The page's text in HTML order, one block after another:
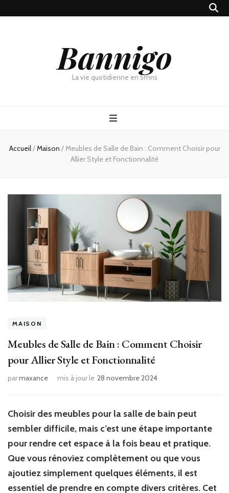
Bannigo
La vie quotidienne en 5mns
Accueil/Maison /Meubles de Salle de Bain : Comment Choisir pour
Allier Style et Fonctionnalité
MAISON
Meubles de Salle de Bain : Comment Choisir
pour Allier Style et Fonctionnalité
parmaxance mis à jour le 28 novembre 2024
Choisir des meubles pour la salle de bain peut
sembler difficile, mais c’est une étape importante
pour rendre cet espace à la fois beau et pratique.
Que vous rénoviez complètement ou que vous
ajoutiez simplement quelques éléments, il est
essentiel de prendre en compte divers critères. Cet